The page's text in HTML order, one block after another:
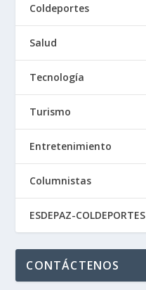
Coldeportes
Salud
Tecnología
Turismo
Entretenimiento
Columnistas
ESDEPAZ-COLDEPORTES
CONTÁCTENOS